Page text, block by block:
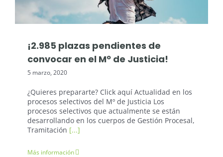
¡2.985 plazas pendientes de
convocar en el Mº de Justicia!
5 marzo, 2020
¿Quieres prepararte? Click aquí Actualidad en los
procesos selectivos del Mº de Justicia Los
procesos selectivos que actualmente se están
desarrollando en los cuerpos de Gestión Procesal,
Tramitación [...]
Más información